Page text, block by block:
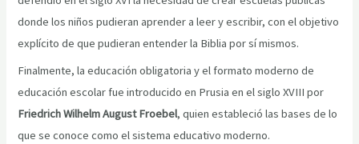
donde los niños pudieran aprender a leer y escribir, con el objetivo
explícito de que pudieran entender la Biblia por sí mismos.
Finalmente, la educación obligatoria y el formato moderno de
educación escolar fue introducido en Prusia en el siglo XVIII por
Friedrich Wilhelm August Froebel, quien estableció las bases de lo
que se conoce como el sistema educativo moderno.